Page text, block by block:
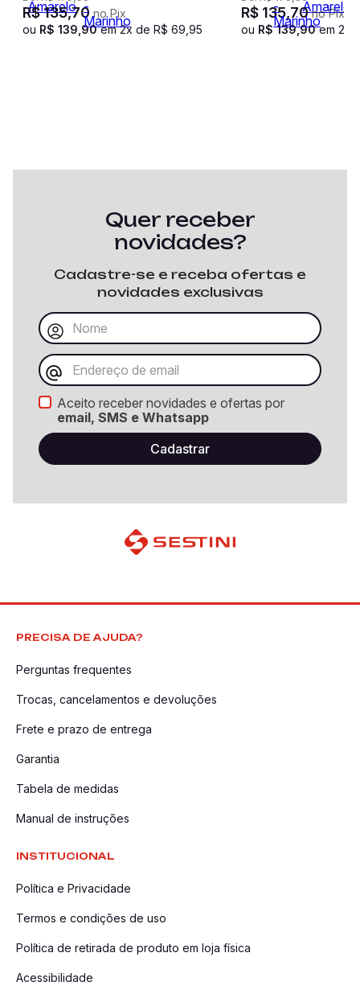
R$135,70no Pix
ou R$ 139 90em2x de R$ 69 95
R$ 135,70no Pix
ou R$ 139,90em 2
Quer receber
novidades?
Cadastre-se e receba ofertas e
novidades exclusivas
Aceito receber novidades e ofertas por
email, SMS e Whatsapp
PRECISA DE AJUDA?
Perguntas frequentes
Trocas, cancelamentos e devoluções
Frete e prazo de entrega
Garantia
Tabela de medidas
Manual de instruções
INSTITUCIONAL
Política e Privacidade
Termos e condições de uso
Política de retirada de produto em loja física
Acessibilidade